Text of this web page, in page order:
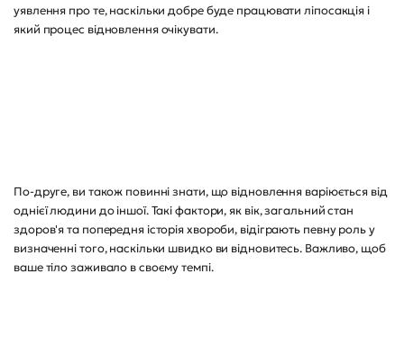
уявлення про те, наскільки добре буде працювати ліпосакція і
який процес відновлення очікувати.
По-друге, ви також повинні знати, що відновлення варіюється від
однієї людини до іншої. Такі фактори, як вік, загальний стан
здоров'я та попередня історія хвороби, відіграють певну роль у
визначенні того, наскільки швидко ви відновитесь. Важливо, щоб
ваше тіло заживало в своєму темпі.